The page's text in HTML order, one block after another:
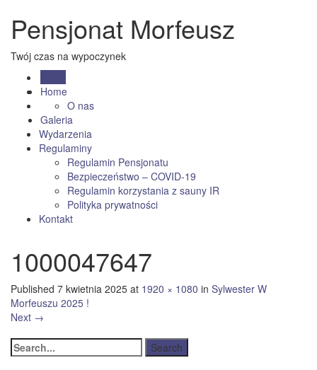
Pensjonat Morfeusz
Twój czas na wypoczynek
Home
O nas
Galeria
Wydarzenia
Regulaminy
Regulamin Pensjonatu
Bezpieczeństwo – COVID-19
Regulamin korzystania z sauny IR
Polityka prywatności
Kontakt
1000047647
Published 7 kwietnia 2025 at 1920 × 1080 in Sylwester W
Morfeuszu 2025 !
Next →